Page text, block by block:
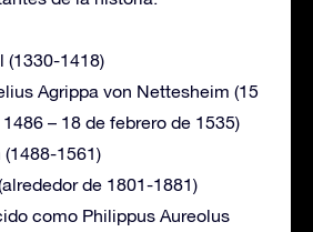
(1330-1418)
Agrippa von Nettesheim (15
– 18 de febrero de 1535)
1561)
de 1801-1881)
como Philippus Aureolus